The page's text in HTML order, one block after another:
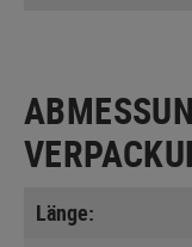
Länge: